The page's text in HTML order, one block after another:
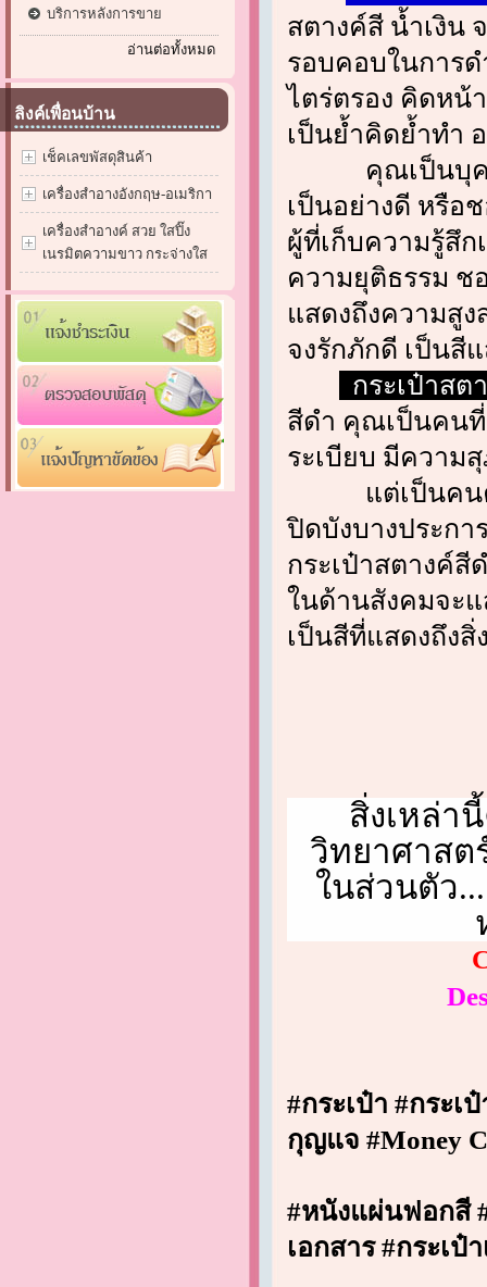
บริการหลังการขาย
อ่านต่อทั้งหมด
ลิงค์เพื่อนบ้าน
เช็คเลขพัสดุสินค้า
เครื่องสำอางอังกฤษ-อเมริกา
เครื่องสำอางค์ สวย ใสปิ๊ง
เนรมิตความขาว กระจ่างใส
สตางค์สี น้ำเงิน
รอบคอบในการ
ไตร่ตรอง คิดหน้
เป็นย้ำคิดย้ำทำ
คุณเป็นบุคคล
เป็นอย่างดี หรือ
ผู้ที่เก็บความรู้สึ
ความยุติธรรม ช
แสดงถึงความสู
จงรักภักดี เป็นสี
กระเป๋าส
สีดำ คุณเป็นคนที่
ระเบียบ มีความ
แต่เป็นคนค่อน
ปิดบังบางประกา
กระเป๋าสตางค์
ในด้านสังคมจะแ
เป็นสีที่แสดงถึงสิ่
สิ่งเหล่า
วิทยาศาส
ในส่วนตัว
#กระเป๋า #กระเ
กุญแจ #Money
#หนังแผ่นฟอกสี
เอกสาร#กระเป๋